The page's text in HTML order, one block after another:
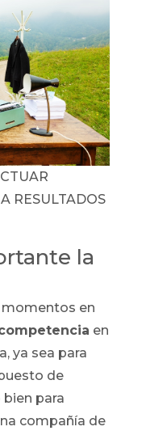
RESULTADOS
la
en
en
ya sea para
de
para
compañía de